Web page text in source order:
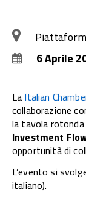
6 Aprile
La Italian
collaborazione
la tavola
Investment
opportunità di
L’evento si
italiano).